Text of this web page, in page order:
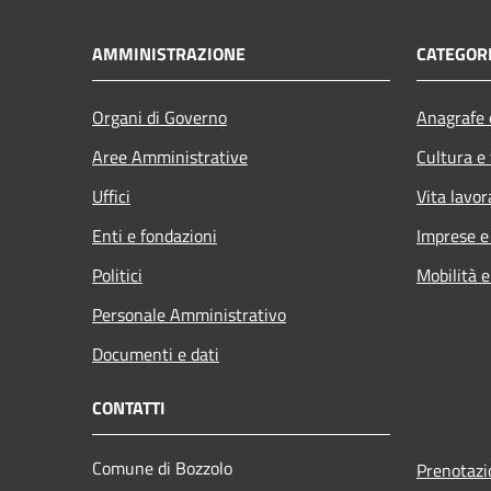
AMMINISTRAZIONE
Organi di Governo
Aree Amministrative
Uffici
Enti e fondazioni
Politici
Personale Amministrativo
Documenti e dati
Cultura
Vita
Imprese
Mobilità
CONTATTI
Comune di Bozzolo